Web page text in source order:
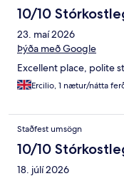
10/10
23. maí 2026
Þýða með Google
Excellent place, polite
Ercilio, 1 nætur/nátta
Staðfest umsögn
10/10
18. júlí 2026